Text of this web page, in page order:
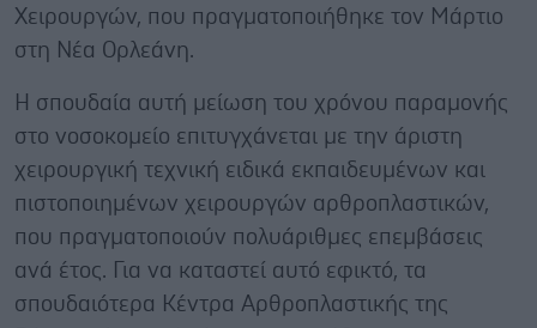
Χειρουργών, που πραγματοποιήθηκε τον Μάρτιο
στη Νέα Ορλεάνη.
Η σπουδαία αυτή μείωση του χρόνου παραμονής
στο νοσοκομείο επιτυγχάνεται με την άριστη
χειρουργική τεχνική ειδικά εκπαιδευμένων και
πιστοποιημένων χειρουργών αρθροπλαστικών,
που πραγματοποιούν πολυάριθμες επεμβάσεις
ανά έτος. Για να καταστεί αυτό εφικτό, τα
σπουδαιότερα Κέντρα Αρθροπλαστικής της